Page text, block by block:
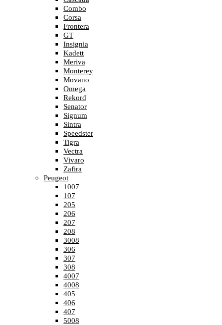
Combo
Corsa
Frontera
GT
Insignia
Kadett
Meriva
Monterey
Movano
Omega
Rekord
Senator
Signum
Sintra
Speedster
Tigra
Vectra
Vivaro
Zafira
Peugeot
1007
107
205
206
207
208
3008
306
307
308
4007
4008
405
406
407
5008